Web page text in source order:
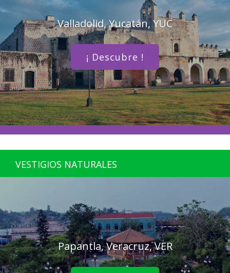
Valladolid, Yucatán, YUC
¡ Descubre !
VESTIGIOS NATURALES
Papantla, Veracruz, VER